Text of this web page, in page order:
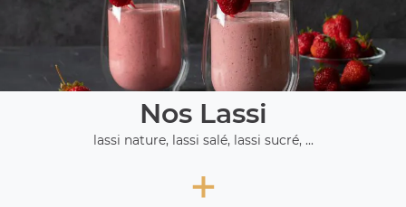
Nos Lassi
lassi nature, lassi salé, lassi sucré, ...
+